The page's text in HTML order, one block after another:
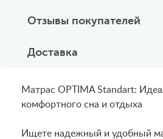
Отзывы покупателей
Доставка
Матрас OPTIMA Standart:
комфортного сна и отдыха
Ищете надежный и удобный